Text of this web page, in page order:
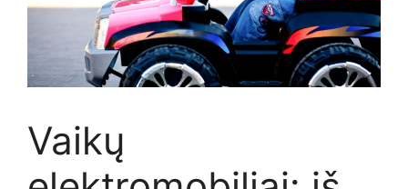
Vaikų